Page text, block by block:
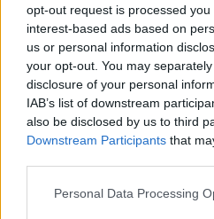
opt-out request is processed
interest-based ads based on
us or personal information
your opt-out. You may
disclosure of your personal
IAB’s list of downstream
also be disclosed by us to third
Downstream Participants that
Personal Data Processing